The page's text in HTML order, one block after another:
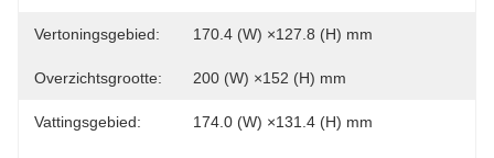
Vertoningsgebied: 170.4 (W) ×127.8 (H) mm
Overzichtsgrootte: 200 (W) ×152 (H) mm
Vattingsgebied: 174.0 (W) ×131.4 (H) mm